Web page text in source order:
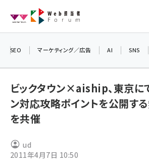
ン
seo (3526)
youtube (2434)
SEO マーケティング／広告 AI SNS
ビックタウン×aiship、東京にて
ン対応攻略ポイントを公開する
を共催
ud
2011年4月7日 10:50